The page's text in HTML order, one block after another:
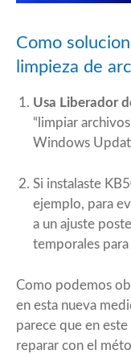
Como
limpieza de
Usa Liberador
“limpiar
Windows
Si instalaste
ejemplo, para
a un ajuste
temporales
Como podemos
en esta nueva
parece que en
reparar con el